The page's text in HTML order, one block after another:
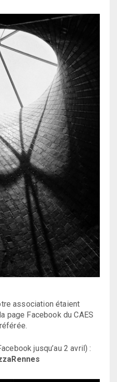
association étaient
page Facebook du CAES
jusqu’au 2 avril) :